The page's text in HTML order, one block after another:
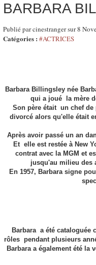
BARBARA
Publié par cinestranger sur 8
Catégories : #ACTRICES
Barbara Billingsley née
qui a joué la mère
Son père était un chef
divorcé alors qu'elle était
Après avoir passé un an
Et elle est restée à New
contrat avec la MGM et
jusqu'au milieu des
En 1957, Barbara signe
Barbara a été
rôles pendant plusieurs
Barbara a également été